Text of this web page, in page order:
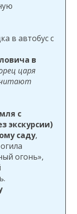
в автобус с
в
царя
с
экскурсии)
саду,
огонь»,